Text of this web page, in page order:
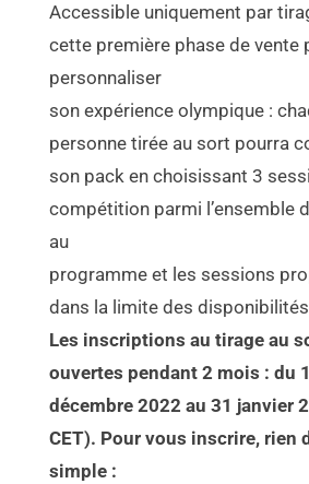
Accessible uniquement par
cette première phase de vente
personnaliser
son expérience olympique :
personne tirée au sort pourra
son pack en choisissant 3
compétition parmi l’ensemble
au
programme et les sessions
dans la limite des
Les inscriptions au tirage au
ouvertes pendant 2 mois : du
décembre 2022 au 31 janvier
CET). Pour vous inscrire, rien
simple :